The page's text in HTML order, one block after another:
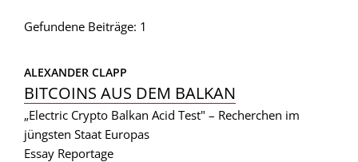
Gefundene Beiträge: 1
ALEXANDER CLAPP
BITCOINS AUS DEM BALKAN
„Electric Crypto Balkan Acid Test" – Recherchen im
jüngsten Staat Europas
Essay Reportage